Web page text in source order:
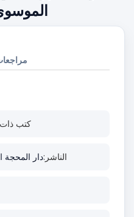
كتب
الناشر:دار المحجة